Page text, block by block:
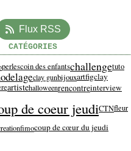
Flux RSS
CATÉGORIES
perlescoin des enfantschallengetuto
clay gunbijouxartfigclay
artistehalloweenrencontreinterview
de coeur jeudiCTNfleur
coup de cœur du jeudi